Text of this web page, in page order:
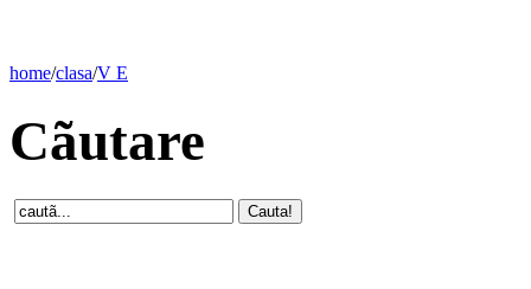
home/clasa/V E
Cãutare